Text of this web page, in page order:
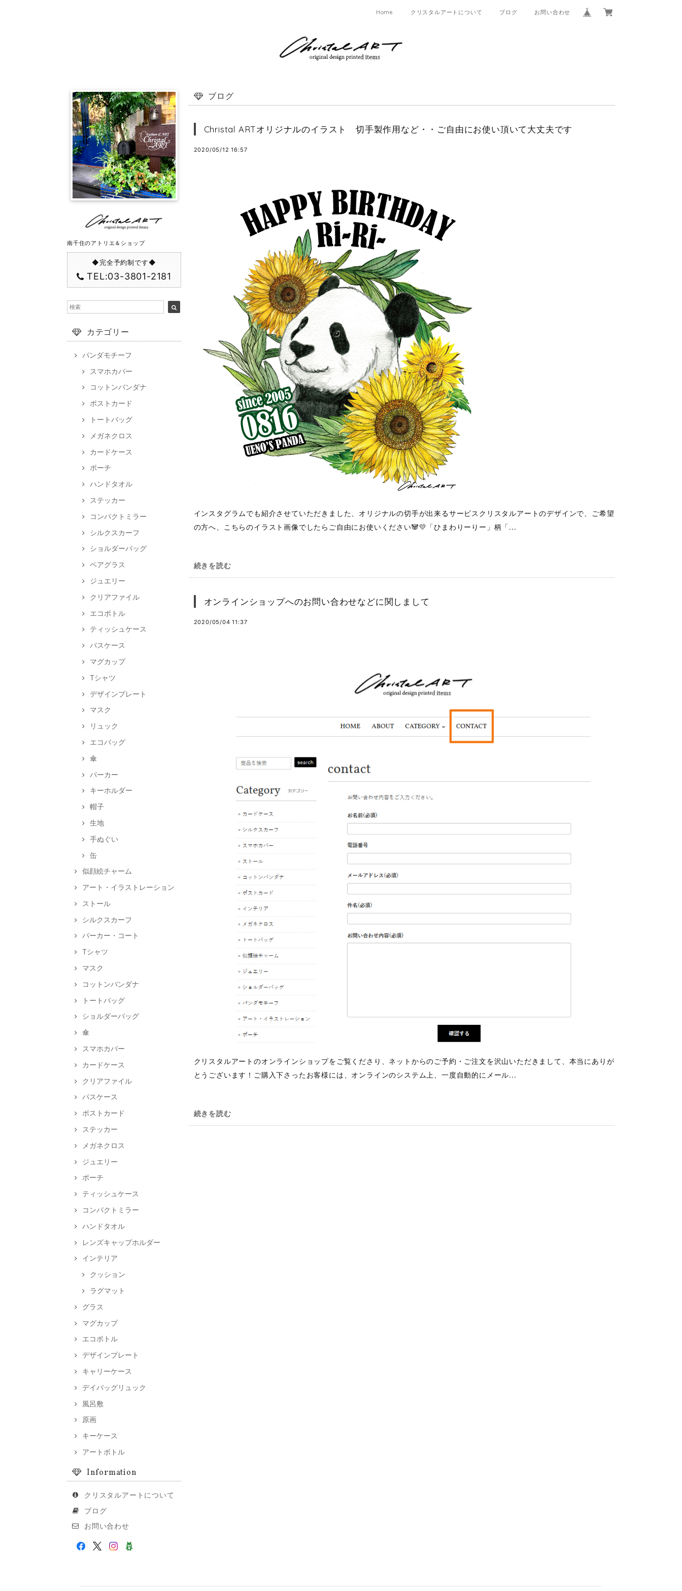
Home クリスタルアートについて ブログ お問い合わせ
南千住のアトリエ＆ショップ
◆完全予約制です◆
TEL:03-3801-2181
カテゴリー
パンダモチーフ
スマホカバー
コットンバンダナ
ポストカード
トートバッグ
メガネクロス
カードケース
ポーチ
ハンドタオル
ステッカー
コンパクトミラー
シルクスカーフ
ショルダーバッグ
ペアグラス
ジュエリー
クリアファイル
エコボトル
ティッシュケース
パスケース
マグカップ
Tシャツ
デザインプレート
マスク
リュック
エコバッグ
傘
パーカー
キーホルダー
帽子
生地
手ぬぐい
缶
似顔絵チャーム
アート・イラストレーション
ストール
シルクスカーフ
パーカー・コート
Tシャツ
マスク
コットンバンダナ
トートバッグ
ショルダーバッグ
傘
スマホカバー
カードケース
クリアファイル
パスケース
ポストカード
ステッカー
メガネクロス
ジュエリー
ポーチ
ティッシュケース
コンパクトミラー
ハンドタオル
レンズキャップホルダー
インテリア
クッション
ラグマット
グラス
マグカップ
エコボトル
デザインプレート
キャリーケース
デイバッグリュック
風呂敷
原画
キーケース
アートボトル
Information
クリスタルアートについて
ブログ
お問い合わせ
ブログ
Christal ARTオリジナルのイラスト 切手製作用など・・ご自由にお使い頂いて大丈夫です
2020/05/12 16:57
インスタグラムでも紹介させていただきました、オリジナルの切手が出来るサービスクリスタルアートのデザインで、ご希望
の方へ、こちらのイラスト画像でしたらご自由にお使いください🐼💛「ひまわりーりー」柄「...
続きを読む
オンラインショップへのお問い合わせなどに関しまして
2020/05/04 11:37
クリスタルアートのオンラインショップをご覧くださり、ネットからのご予約・ご注文を沢山いただきまして、本当にありが
とうございます！ご購入下さったお客様には、オンラインのシステム上、一度自動的にメール...
続きを読む